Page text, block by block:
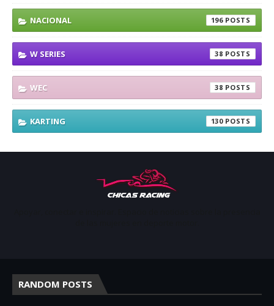
NACIONAL 196
W SERIES 38
WEC 38
KARTING 130
RANDOM POSTS